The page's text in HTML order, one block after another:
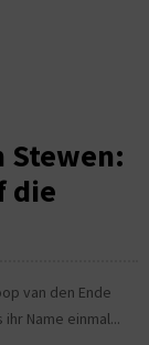
Stewen:
die
van den Ende
Name einmal...